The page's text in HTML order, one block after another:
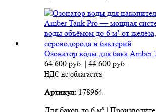
Озонатор воды для бака Amber
64 600 руб. | 44 600 руб.
НДС не облагается
Артикул: 178964